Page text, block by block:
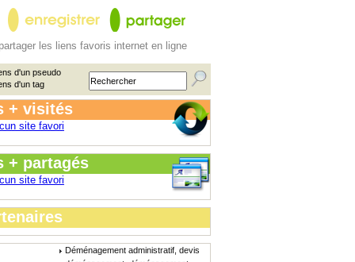
les liens favoris internet en ligne
d'un pseudo
d'un tag
+ visités
site favori
+ partagés
site favori
Déménagement administratif, devis